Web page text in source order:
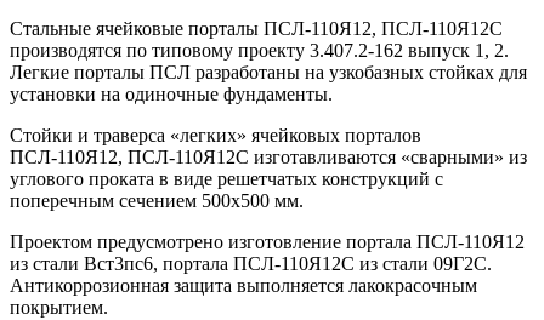
Стальные ячейковые порталы ПСЛ-110Я12, ПСЛ-110Я12С
производятся по типовому проекту 3.407.2-162 выпуск 1, 2.
Легкие порталы ПСЛ разработаны на узкобазных стойках для
установки на одиночные фундаменты.
Стойки и траверса «легких» ячейковых порталов
ПСЛ-110Я12, ПСЛ-110Я12С изготавливаются «сварными» из
углового проката в виде решетчатых конструкций с
поперечным сечением 500х500 мм.
Проектом предусмотрено изготовление портала ПСЛ-110Я12
из стали Вст3пс6, портала ПСЛ-110Я12С из стали 09Г2С.
Антикоррозионная защита выполняется лакокрасочным
покрытием.